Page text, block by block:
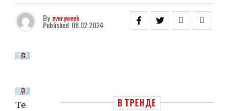
By everyweek
Published 08.02.2024
Те
В ТРЕНДЕ